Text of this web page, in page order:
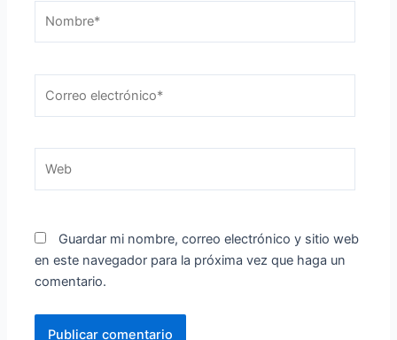
electrónico*
Guardar mi nombre, correo electrónico y sitio web
en este navegador para la próxima vez que haga un
comentario.